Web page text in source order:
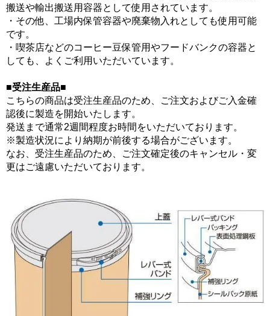
搬送や輸出搬送用容器として使用されています。
・その他、工場内保管容器や廃棄物入れとしても使用可能
です。
・喫茶店などのコーヒー豆保管用やフードバンクの容器と
しても、よくご利用いただいています。
■受注生産品■
こちらの商品は受注生産品のため、ご注文およびご入金確
認後に製造を開始いたします。
発送まで通常2週間程度お時間をいただいております。
※製造状況により納期が前後する場合がございます。
なお、受注生産品のため、ご注文確定後のキャンセル・変
更はご遠慮いただいております。